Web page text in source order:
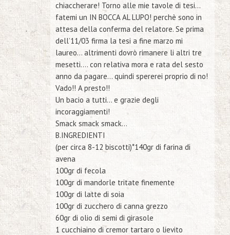
chiaccherare! Torno alle mie tavole di tesi…
fatemi un IN BOCCA AL LUPO! perchè sono in
attesa della conferma del relatore. Se prima
dell’11/03 firma la tesi a fine marzo mi
laureo… altrimenti dovrò rimanere li altri tre
mesetti…. con relativa mora e rata del sesto
anno da pagare… quindi spererei proprio di no!
Vado!! A presto!!
Un bacio a tutti… e grazie degli
incoraggiamenti!
Smack smack smack…
B.INGREDIENTI
(per circa 8-12 biscotti)*140gr di farina di
avena
100gr di fecola
100gr di mandorle tritate finemente
100gr di latte di soia
100gr di zucchero di canna grezzo
60gr di olio di semi di girasole
1 cucchiaino di cremor tartaro o lievito